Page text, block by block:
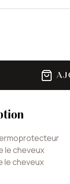
le cheveux
le cheveux